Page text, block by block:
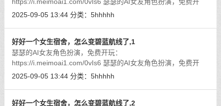
玩： https://i.meimoai2.com/0vIs6
2025-09-05 13:44 分类： 5hhhhh
好好一个女生宿舍，怎么变碧蓝航线了,1
瑟瑟的AI女友角色扮演，免费开玩：
https://i.meimoai1.com/0vIs6 瑟瑟的AI女友角色扮演，免费开
玩： https://i.meimoai2.com/0vIs6
2025-09-05 13:44 分类： 5hhhhh
好好一个女生宿舍，怎么变碧蓝航线了,2